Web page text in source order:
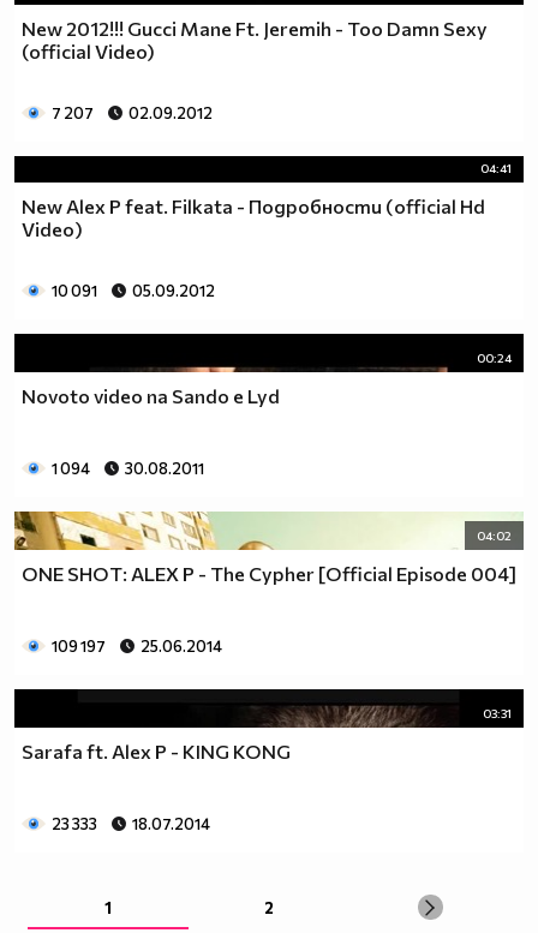
New 2012!!! Gucci Mane Ft. Jeremih - Too Damn Sexy
(official Video)
7 207 02.09.2012
04:41
New Alex P feat. Filkata - Подробности (official Hd
Video)
10 091 05.09.2012
00:24
Novoto video na Sando e Lyd
1 094 30.08.2011
04:02
ONE SHOT: ALEX P - The Cypher [Official Episode 004]
109 197 25.06.2014
03:31
Sarafa ft. Alex P - KING KONG
23 333 18.07.2014
1 2